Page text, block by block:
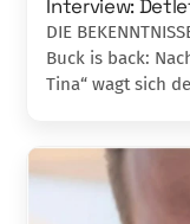
Interview:
DIE
Buck is back:
Tina“ wagt sich